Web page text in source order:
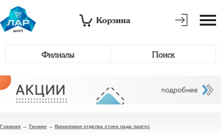
Корзина
Филиалы Поиск
Главная → Тюнинг → Виниловая отделка стоек лада ларгус